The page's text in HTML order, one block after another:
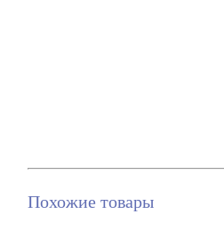
Похожие товары